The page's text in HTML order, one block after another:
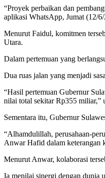
“Proyek perbaikan dan
aplikasi WhatsApp, Jumat (12/
Menurut Faidul, komitmen
Utara.
Dalam pertemuan yang
Dua ruas jalan yang menjadi
“Hasil pertemuan Gubernur
nilai total sekitar Rp355 miliar,”
Sementara itu, Gubernur
“Alhamdulillah, perusahaan-
Anwar Hafid dalam keterangan
Menurut Anwar, kolaborasi
Ia menilai sinergi dengan dunia